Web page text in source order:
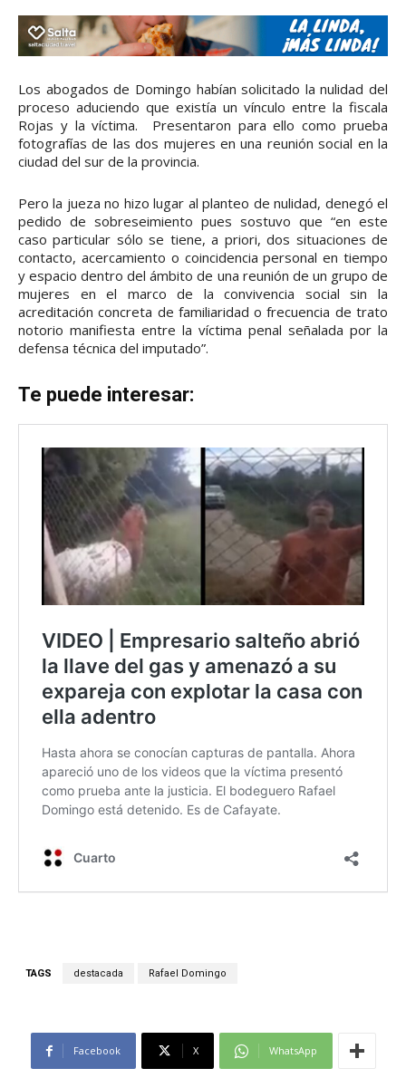
Los abogados de Domingo habían solicitado la nulidad del
proceso aduciendo que existía un vínculo entre la fiscala
Rojas y la víctima. Presentaron para ello como prueba
fotografías de las dos mujeres en una reunión social en la
ciudad del sur de la provincia.
Pero la jueza no hizo lugar al planteo de nulidad, denegó el
pedido de sobreseimiento pues sostuvo que “en este
caso particular sólo se tiene, a priori, dos situaciones de
contacto, acercamiento o coincidencia personal en tiempo
y espacio dentro del ámbito de una reunión de un grupo de
mujeres en el marco de la convivencia social sin la
acreditación concreta de familiaridad o frecuencia de trato
notorio manifiesta entre la víctima penal señalada por la
defensa técnica del imputado”.
Te puede interesar:
TAGS destacada Rafael Domingo
Facebook X WhatsApp